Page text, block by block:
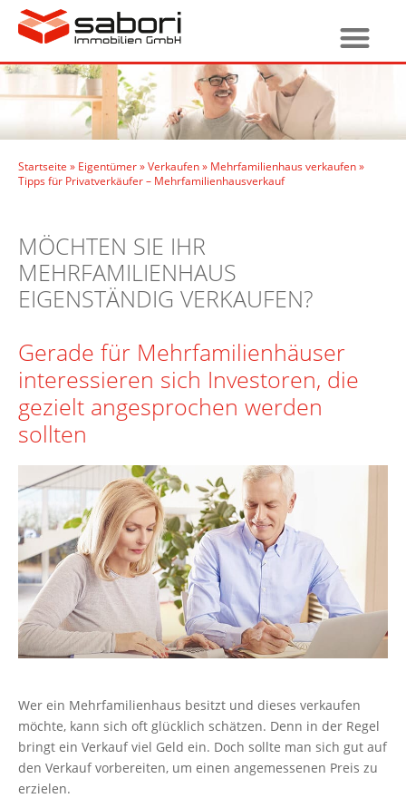
Startseite » Eigentümer»Verkaufen» Mehrfamilienhaus verkaufen»
Tipps für Privatverkäufer – Mehrfamilienhausverkauf
MÖCHTEN SIE IHR
MEHRFAMILIENHAUS
EIGENSTÄNDIG VERKAUFEN?
Gerade für Mehrfamilienhäuser
interessieren sich Investoren, die
gezielt angesprochen werden
sollten
Wer ein Mehrfamilienhaus besitzt und dieses verkaufen
möchte, kann sich oft glücklich schätzen. Denn in der Regel
bringt ein Verkauf viel Geld ein. Doch sollte man sich gut auf
den Verkauf vorbereiten, um einen angemessenen Preis zu
erzielen.